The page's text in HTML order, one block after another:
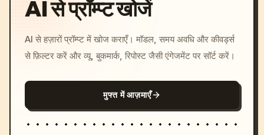
AI से प्रॉम्प्ट खोजें
AI से हज़ारों प्रॉम्प्ट में खोज कराएँ। मॉडल, समय अवधि और कीवर्ड्स
से फ़िल्टर करें और व्यू, बुकमार्क, रिपोस्ट जैसी एंगेजमेंट पर सॉर्ट करें।
मुफ्त में आज़माएँ